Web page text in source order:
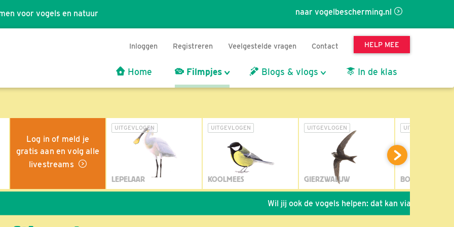
naar vogelbescherming.nl
voor vogels en natuur
Inloggen Registreren Veelgestelde vragen Contact HELP MEE
Home Filmpjes Blogs & vlogs In de klas
Log in of meld je
gratis aan en volg alle
livestreams
UITGEVLOGEN
LEPELAAR
UITGEVLOGEN
KOOLMEES
UITGEVLOGEN
GIERZWALUW
UITGEVLOGEN
BOSUIL
Wil jij ook de vogels helpen: dat kan via de link!